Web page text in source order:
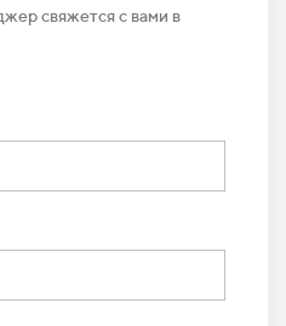
свяжется с вами в